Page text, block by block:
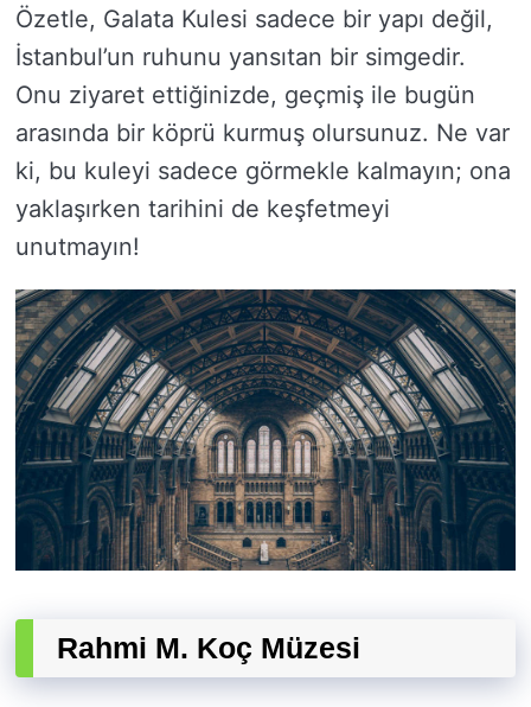
Özetle, Galata Kulesi sadece bir yapı değil,
İstanbul’un ruhunu yansıtan bir simgedir.
Onu ziyaret ettiğinizde, geçmiş ile bugün
arasında bir köprü kurmuş olursunuz. Ne var
ki, bu kuleyi sadece görmekle kalmayın; ona
yaklaşırken tarihini de keşfetmeyi
unutmayın!
Rahmi M. Koç Müzesi